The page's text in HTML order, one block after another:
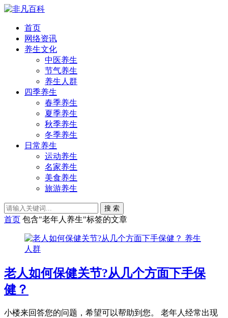
首页
网络资讯
养生文化
中医养生
节气养生
养生人群
四季养生
春季养生
夏季养生
秋季养生
冬季养生
日常养生
运动养生
名家养生
美食养生
旅游养生
搜 索
首页 包含"老年人养生"标签的文章
养生
人群
老人如何保健关节?从几个方面下手保
健？
小楼来回答您的问题，希望可以帮助到您。 老年人经常出现